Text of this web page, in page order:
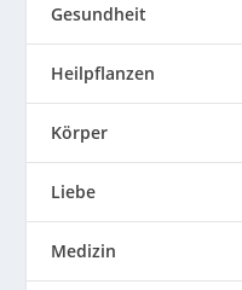
Gesundheit
Heilpflanzen
Körper
Liebe
Medizin